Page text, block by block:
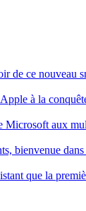
de ce nouveau
à la
Microsoft aux
bienvenue
que la